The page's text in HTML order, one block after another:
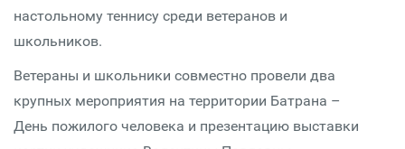
настольному теннису среди ветеранов и
школьников.
Ветераны и школьники совместно провели два
крупных мероприятия на территории Батрана –
День пожилого человека и презентацию выставки